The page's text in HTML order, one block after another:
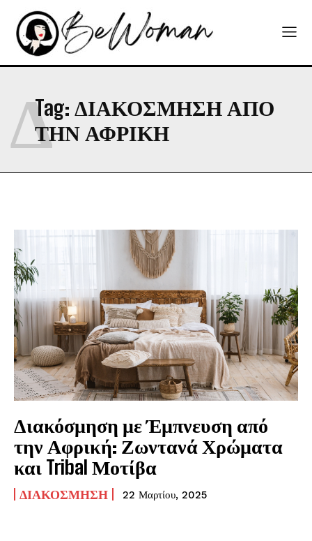
Tag: ΔΙΑΚΟΣΜΗΣΗ ΑΠΟ
ΤΗΝ ΑΦΡΙΚΗ
Δ
Διακόσμηση με Έμπνευση από
την Αφρική: Ζωντανά Χρώματα
και Tribal Μοτίβα
ΔΙΑΚΌΣΜΗΣΗ 22 Μαρτίου, 2025